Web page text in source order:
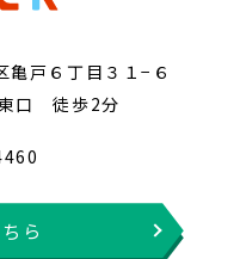
戸６丁目３１−６
口 徒歩2分
ら